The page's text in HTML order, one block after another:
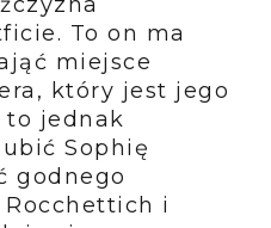
To on ma
miejsce
który jest jego
to jednak
Sophię
godnego
i